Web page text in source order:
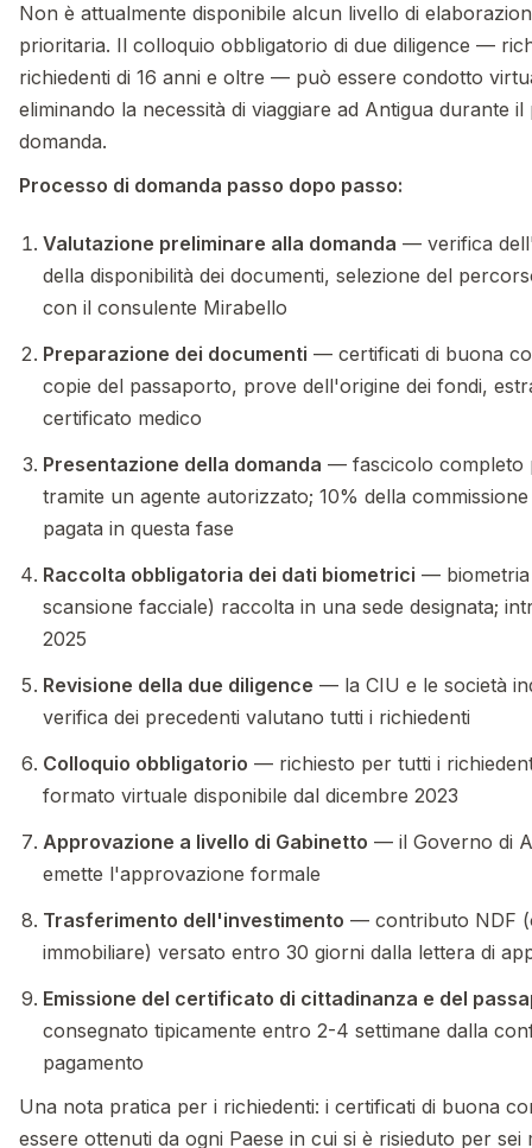
Non è attualmente disponibile alcun livello di
prioritaria. Il colloquio obbligatorio di due diligence —
richiedenti di 16 anni e oltre — può essere condotto
eliminando la necessità di viaggiare ad Antigua durante
domanda.
Processo di domanda passo dopo passo:
Valutazione preliminare alla domanda — verifica
della disponibilità dei documenti, selezione del
con il consulente Mirabello
Preparazione dei documenti — certificati di buona
copie del passaporto, prove dell'origine dei fondi,
certificato medico
Presentazione della domanda — fascicolo completo
tramite un agente autorizzato; 10% della
pagata in questa fase
Raccolta obbligatoria dei dati biometrici — biometria
scansione facciale) raccolta in una sede designata;
2025
Revisione della due diligence — la CIU e le società
verifica dei precedenti valutano tutti i richiedenti
Colloquio obbligatorio — richiesto per tutti i
formato virtuale disponibile dal dicembre 2023
Approvazione a livello di Gabinetto — il Governo di
emette l'approvazione formale
Trasferimento dell'investimento — contributo NDF
immobiliare) versato entro 30 giorni dalla lettera di
Emissione del certificato di cittadinanza e del
consegnato tipicamente entro 2-4 settimane dalla
pagamento
Una nota pratica per i richiedenti: i certificati di buona
essere ottenuti da ogni Paese in cui si è risieduto per sei